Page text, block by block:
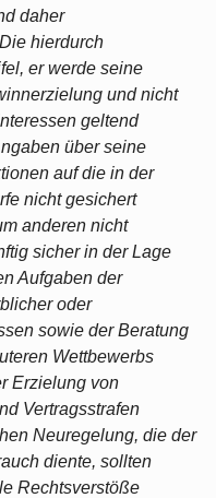
daher
hierdurch
er werde seine
und nicht
geltend
über seine
auf die in der
nicht gesichert
anderen nicht
sicher in der Lage
Aufgaben der
oder
sowie der Beratung
Wettbewerbs
Erzielung von
Vertragsstrafen
Neuregelung, die der
diente, sollten
Rechtsverstöße